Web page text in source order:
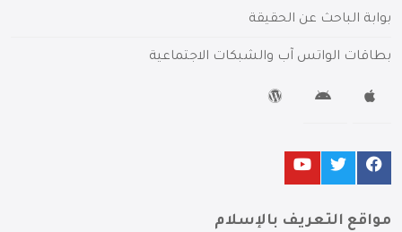
بوابة الباحث عن الحقيقة
بطاقات الواتس آب والشبكات الاجتماعية
مواقع التعريف بالإسلام